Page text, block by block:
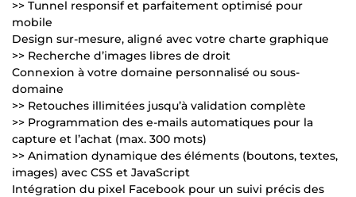
>> Tunnel responsif et parfaitement optimisé pour
mobile
Design sur-mesure, aligné avec votre charte graphique
>> Recherche d’images libres de droit
Connexion à votre domaine personnalisé ou sous-
domaine
>> Retouches illimitées jusqu’à validation complète
>> Programmation des e-mails automatiques pour la
capture et l’achat (max. 300 mots)
>> Animation dynamique des éléments (boutons, textes,
images) avec CSS et JavaScript
Intégration du pixel Facebook pour un suivi précis des